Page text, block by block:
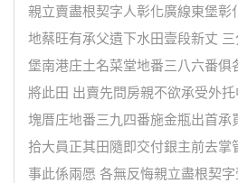
親立賣盡根契字人彰化廣線東堡彰
地蔡旺有承父遺下水田壹段新丈
堡南港庄土名菜堂地番三八六番俱
將此田 出賣先問房親不欲承受外
塊厝庄地番三九四番施金瓶出首承
拾大員正其田隨即交付銀主前去掌
事此係兩愿 各無反悔親立盡根契